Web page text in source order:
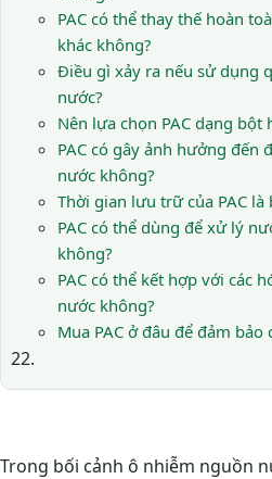
PAC có thể thay thế hoàn
khác không?
Điều gì xảy ra nếu sử dụng
nước?
Nên lựa chọn PAC dạng bột
PAC có gây ảnh hưởng
nước không?
Thời gian lưu trữ của PAC là
PAC có thể dùng để xử lý
không?
PAC có thể kết hợp với các
nước không?
Mua PAC ở đâu để đảm bảo
Trong bối cảnh ô nhiễm nguồn